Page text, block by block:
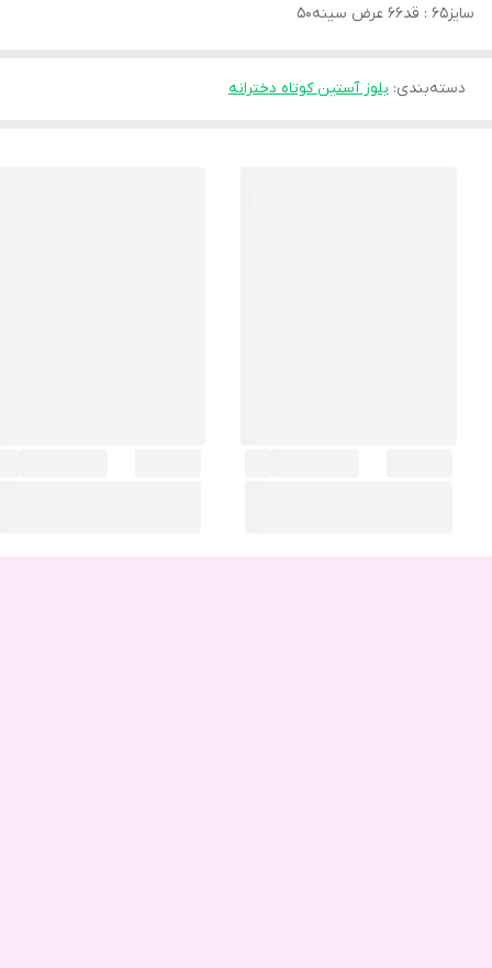
سایز۶۵ : قد۶۶ عرض سینه۵۰
دسته‌بندی: بلوز آستین کوتاه دخترانه